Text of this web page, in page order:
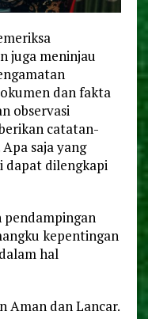
juga meninjau
dan fakta
observasi
catatan-
saja yang
dapat dilengkapi
pendampingan
kepentingan
hal
Aman dan Lancar.